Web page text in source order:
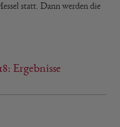
statt. Dann werden die
Ergebnisse